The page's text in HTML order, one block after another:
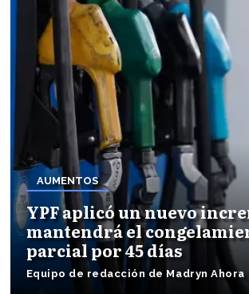
AUMENTOS
YPF aplicó un nuevo
mantendrá el
parcial por 45 días
Equipo de redacción de Madryn Ahora